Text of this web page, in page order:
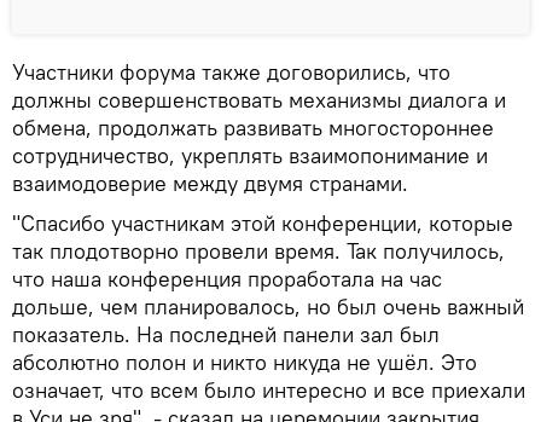
Участники форума также договорились, что
должны совершенствовать механизмы диалога и
обмена, продолжать развивать многостороннее
сотрудничество, укреплять взаимопонимание и
взаимодоверие между двумя странами.
"Спасибо участникам этой конференции, которые
так плодотворно провели время. Так получилось,
что наша конференция проработала на час
дольше, чем планировалось, но был очень важный
показатель. На последней панели зал был
абсолютно полон и никто никуда не ушёл. Это
означает, что всем было интересно и все приехали